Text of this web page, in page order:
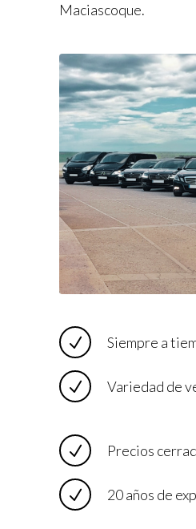
Maciascoque.
Siempre a
Variedad de
Precios
20 años de